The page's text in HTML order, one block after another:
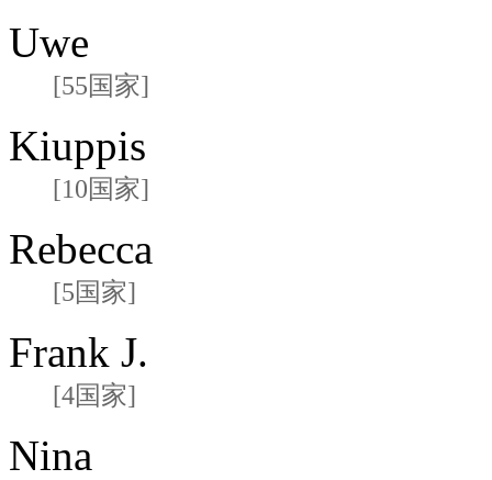
Uwe
[55国家]
Kiuppis
[10国家]
Rebecca
[5国家]
Frank J.
[4国家]
Nina